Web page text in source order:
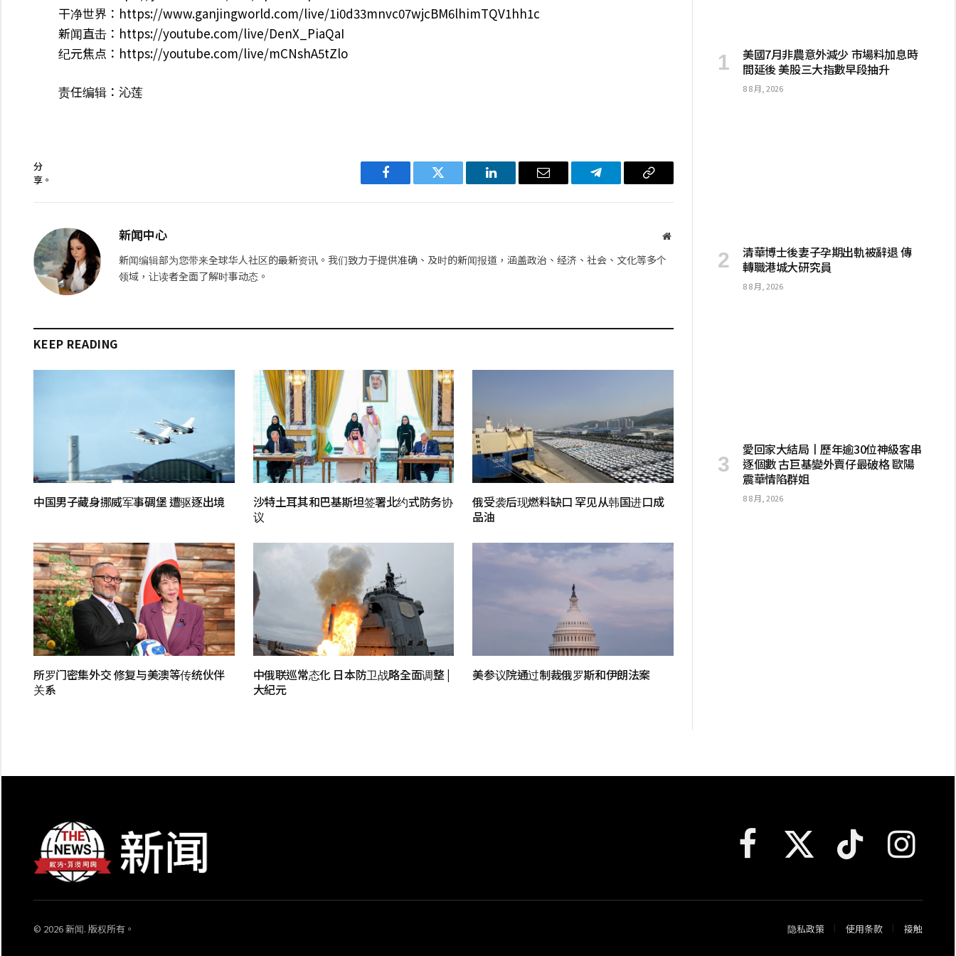
干净世界：https://www.ganjingworld.com/live/1i0d33mnvc07wjcBM6lhimTQV1hh1c
新闻直击：https://youtube.com/live/DenX_PiaQaI
纪元焦点：https://youtube.com/live/mCNshA5tZlo
责任编辑：沁莲
分
享。
Facebook Twitter LinkedIn 电
Telegram 复
新闻中心
网
新闻编辑部为您带来全球华人社区的最新资讯。我们致力于提供准确、及时的新闻报道，涵盖政治、经济、社会、文化等多个
领域，让读者全面了解时事动态。
KEEP READING
中国男子藏身挪威军事碉堡 遭驱逐出境
沙特土耳其和巴基斯坦签署北约式防务协
议
俄受袭后现燃料缺口 罕见从韩国进口成
品油
所罗门密集外交 修复与美澳等传统伙伴
关系
中俄联巡常态化 日本防卫战略全面调整 |
大紀元
美参议院通过制裁俄罗斯和伊朗法案
美國7月非農意外減少 市場料加息時
間延後 美股三大指數早段抽升
8 8 月, 2026
清華博士後妻子孕期出軌被辭退 傳
轉職港城大研究員
8 8 月, 2026
愛回家大結局丨歷年逾30位神級客串
逐個數 古巨基變外賣仔最破格 歐陽
震華情陷群姐
8 8 月, 2026
Facebook X
TikTok Instagram
© 2026 新闻. 版权所有。 隐私政策 使用条款 接触